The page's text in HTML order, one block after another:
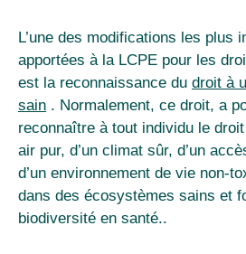
L’une des modifications les plus
apportées à la LCPE pour les
est la reconnaissance du droit à
sain . Normalement, ce droit, a
reconnaître à tout individu le
air pur, d’un climat sûr, d’un
d’un environnement de vie non-
dans des écosystèmes sains et
biodiversité en santé..